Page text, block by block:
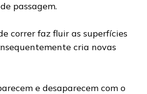
passagem.
correr faz fluir as superfícies
cria novas
e desaparecem com o